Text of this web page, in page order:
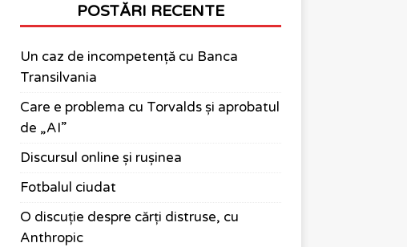
POSTĂRI RECENTE
Un caz de incompetență cu Banca
Transilvania
Care e problema cu Torvalds și aprobatul
de „AI”
Discursul online și rușinea
Fotbalul ciudat
O discuție despre cărți distruse, cu
Anthropic